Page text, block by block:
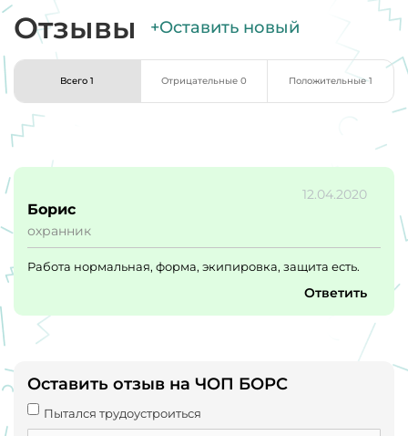
Отзывы +Оставить новый
Всего 1 Отрицательные 0 Положительные 1
12.04.2020
Борис
охранник
Работа нормальная, форма, экипировка, защита есть.
Ответить
Оставить отзыв на ЧОП БОРС
Пытался трудоустроиться